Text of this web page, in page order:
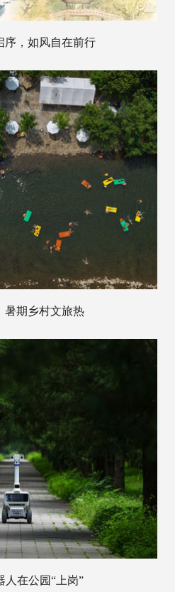
序，如风自在前行
暑期乡村文旅热
人在公园“上岗”